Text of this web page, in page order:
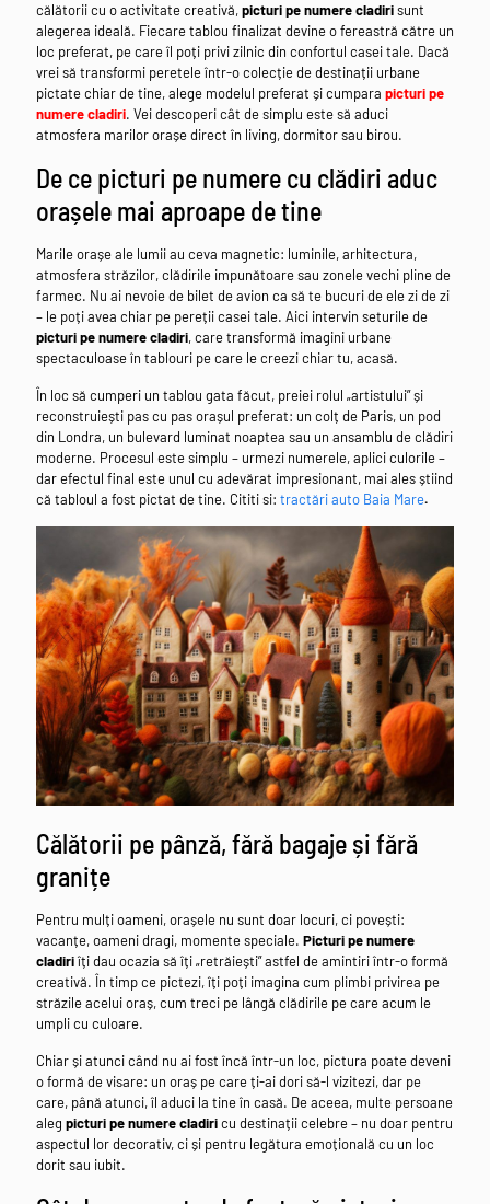
călătorii cu o activitate creativă,picturi pe numere cladirisunt
alegerea ideală. Fiecare tablou finalizat devine o fereastră către un
loc preferat, pe care îl poți privi zilnic din confortul casei tale. Dacă
vrei să transformi peretele într-o colecție de destinații urbane
pictate chiar de tine, alege modelul preferat și cumpara picturi pe
numere cladiri. Vei descoperi cât de simplu este să aduci
atmosfera marilor orașe direct în living, dormitor sau birou.
De ce picturi pe numere cu clădiri aduc
orașele mai aproape de tine
Marile orașe ale lumii au ceva magnetic: luminile, arhitectura,
atmosfera străzilor, clădirile impunătoare sau zonele vechi pline de
farmec. Nu ai nevoie de bilet de avion ca să te bucuri de ele zi de zi
– le poți avea chiar pe pereții casei tale. Aici intervin seturile de
picturi pe numere cladiri, care transformă imagini urbane
spectaculoase în tablouri pe care le creezi chiar tu, acasă.
În loc să cumperi un tablou gata făcut, preiei rolul „artistului” și
reconstruiești pas cu pas orașul preferat: un colț de Paris, un pod
din Londra, un bulevard luminat noaptea sau un ansamblu de clădiri
moderne. Procesul este simplu – urmezi numerele, aplici culorile –
dar efectul final este unul cu adevărat impresionant, mai ales știind
că tabloul a fost pictat de tine. Cititi si: tractări auto Baia Mare.
Călătorii pe pânză, fără bagaje și fără
granițe
Pentru mulți oameni, orașele nu sunt doar locuri, ci povești:
vacanțe, oameni dragi, momente speciale. Picturi pe numere
cladiriîți dau ocazia să îți „retrăiești” astfel de amintiri într-o formă
creativă. În timp ce pictezi, îți poți imagina cum plimbi privirea pe
străzile acelui oraș, cum treci pe lângă clădirile pe care acum le
umpli cu culoare.
Chiar și atunci când nu ai fost încă într-un loc, pictura poate deveni
o formă de visare: un oraș pe care ți-ai dori să-l vizitezi, dar pe
care, până atunci, îl aduci la tine în casă. De aceea, multe persoane
aleg picturi pe numere cladiricu destinații celebre – nu doar pentru
aspectul lor decorativ, ci și pentru legătura emoțională cu un loc
dorit sau iubit.